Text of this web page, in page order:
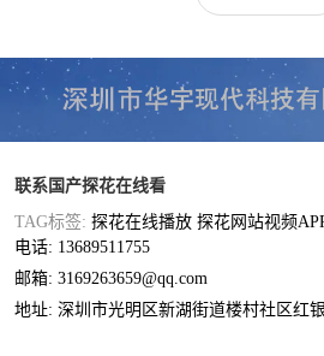
联系国产探花在线看
TAG标签: 探花在线播放 探花网站视频
电话: 13689511755
邮箱: 3169263659@qq.com
地址: 深圳市光明区新湖街道楼村社区红